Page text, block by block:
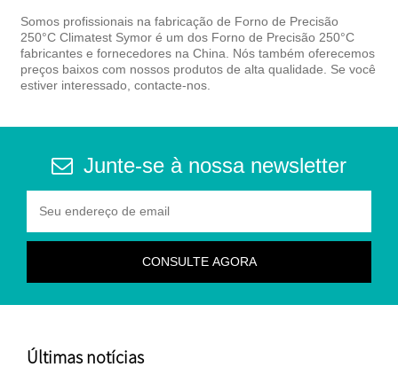
Somos profissionais na fabricação de Forno de Precisão
250°C Climatest Symor é um dos Forno de Precisão 250°C
fabricantes e fornecedores na China. Nós também oferecemos
preços baixos com nossos produtos de alta qualidade. Se você
estiver interessado, contacte-nos.
Junte-se à nossa newsletter
Últimas notícias